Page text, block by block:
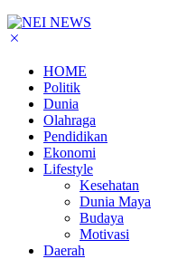
HOME
Politik
Dunia
Olahraga
Pendidikan
Ekonomi
Lifestyle
Kesehatan
Dunia Maya
Budaya
Motivasi
Daerah